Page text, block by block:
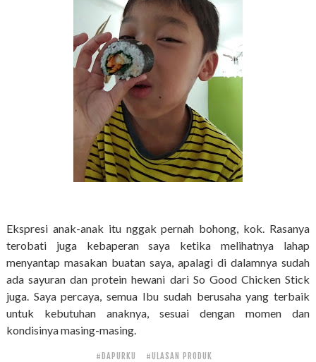
Ekspresi anak-anak itu nggak pernah bohong, kok. Rasanya
terobati juga kebaperan saya ketika melihatnya lahap
menyantap masakan buatan saya, apalagi di dalamnya sudah
ada sayuran dan protein hewani dari So Good Chicken Stick
juga. Saya percaya, semua Ibu sudah berusaha yang terbaik
untuk kebutuhan anaknya, sesuai dengan momen dan
kondisinya masing-masing.
#DAPURKU #ULASAN PRODUK